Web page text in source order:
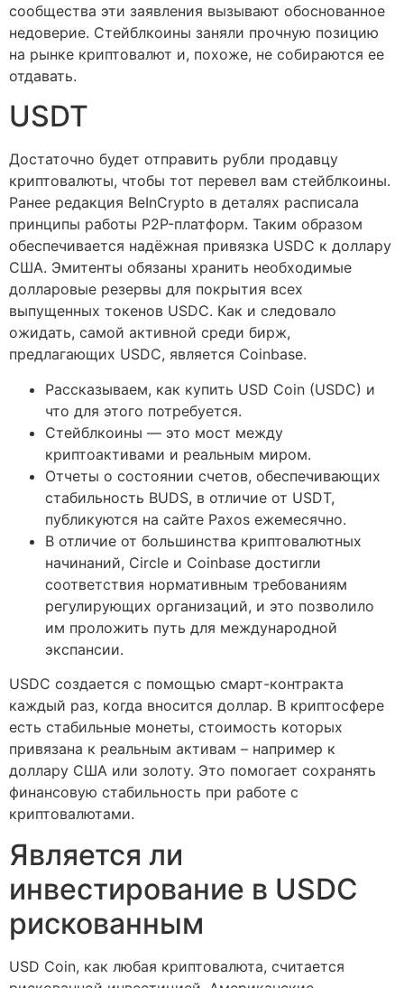
сообщества эти заявления вызывают обоснованное
недоверие. Стейблкоины заняли прочную позицию
на рынке криптовалют и, похоже, не собираются ее
отдавать.
USDT
Достаточно будет отправить рубли продавцу
криптовалюты, чтобы тот перевел вам стейблкоины.
Ранее редакция BeInCrypto в деталях расписала
принципы работы P2P-платформ. Таким образом
обеспечивается надёжная привязка USDC к доллару
США. Эмитенты обязаны хранить необходимые
долларовые резервы для покрытия всех
выпущенных токенов USDC. Как и следовало
ожидать, самой активной среди бирж,
предлагающих USDC, является Coinbase.
Рассказываем, как купить USD Coin (USDC) и
что для этого потребуется.
Стейблкоины — это мост между
криптоактивами и реальным миром.
Отчеты о состоянии счетов, обеспечивающих
стабильность BUDS, в отличие от USDT,
публикуются на сайте Paxos ежемесячно.
В отличие от большинства криптовалютных
начинаний, Circle и Coinbase достигли
соответствия нормативным требованиям
регулирующих организаций, и это позволило
им проложить путь для международной
экспансии.
USDC создается с помощью смарт-контракта
каждый раз, когда вносится доллар. В криптосфере
есть стабильные монеты, стоимость которых
привязана к реальным активам – например к
доллару США или золоту. Это помогает сохранять
финансовую стабильность при работе с
криптовалютами.
Является ли
инвестирование в USDC
рискованным
USD Coin, как любая криптовалюта, считается